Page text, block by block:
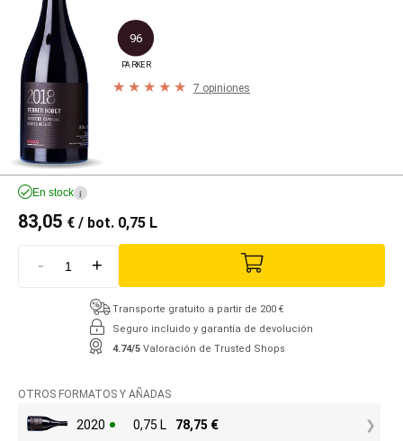
96
PARKER
7 opiniones
En stock i
83,05 € / bot. 0,75 L
- +
Transporte gratuito a partir de 200 €
Seguro incluido y garantía de devolución
4.74/5 Valoración de Trusted Shops
OTROS FORMATOS Y AÑADAS
2020 0,75 L 78,75 €